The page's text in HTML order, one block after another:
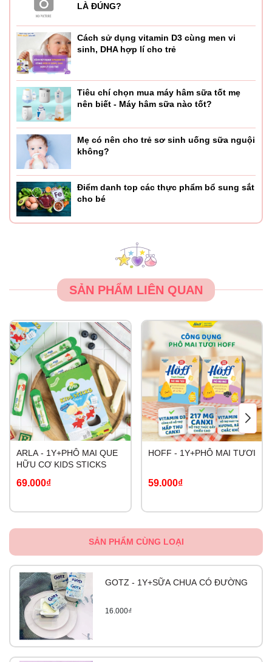
LÀ ĐÚNG?
Cách sử dụng vitamin D3 cùng men vi
sinh, DHA hợp lí cho trẻ
Tiêu chí chọn mua máy hâm sữa tốt mẹ
nên biết - Máy hâm sữa nào tốt?
Mẹ có nên cho trẻ sơ sinh uống sữa nguội
không?
Điểm danh top các thực phẩm bổ sung sắt
cho bé
SẢN PHẨM LIÊN QUAN
ARLA - 1Y+PHÔ MAI QUE
HỮU CƠ KIDS STICKS
69.000₫
HOFF - 1Y+PHÔ MAI TƯƠI
59.000₫
SẢN PHẨM CÙNG LOẠI
GOTZ - 1Y+SỮA CHUA CÓ ĐƯỜNG
16.000₫